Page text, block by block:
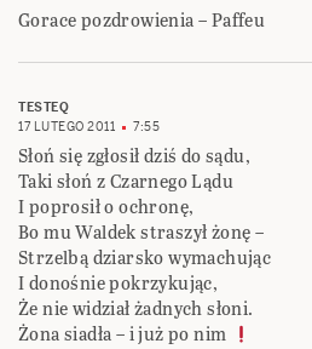
Gorace pozdrowienia – Paffeu
TESTEQ
17 LUTEGO 2011
7:55
Słoń się zgłosił dziś do sądu,
Taki słoń z Czarnego Lądu
I poprosił o ochronę,
Bo mu Waldek straszył żonę –
Strzelbą dziarsko wymachując
I donośnie pokrzykując,
Że nie widział żadnych słoni.
Żona siadła – i już po nim